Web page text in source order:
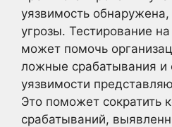
уязвимость
угрозы. Тестирование
может помочь
ложные срабатывания и
уязвимости
Это поможет сократить
срабатываний,